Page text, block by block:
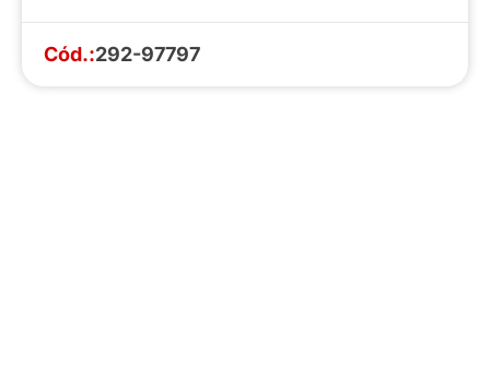
Cód.:292-97797